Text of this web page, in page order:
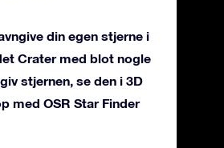
din egen stjerne i
Crater med blot nogle
stjernen, se den i 3D
med OSR Star Finder